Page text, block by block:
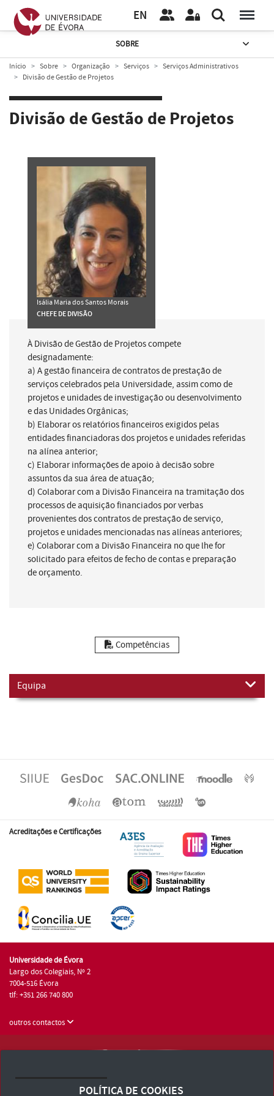
EN
SOBRE
Início Sobre Organização Serviços
Serviços Administrativos
Divisão de Gestão de Projetos
Divisão de Gestão de Projetos
Isália Maria dos Santos Morais
CHEFE DE DIVISÃO
À Divisão de Gestão de Projetos compete
designadamente:
a) A gestão financeira de contratos de prestação de
serviços celebrados pela Universidade, assim como de
projetos e unidades de investigação ou desenvolvimento
e das Unidades Orgânicas;
b) Elaborar os relatórios financeiros exigidos pelas
entidades financiadoras dos projetos e unidades referidas
na alínea anterior;
c) Elaborar informações de apoio à decisão sobre
assuntos da sua área de atuação;
d) Colaborar com a Divisão Financeira na tramitação dos
processos de aquisição financiados por verbas
provenientes dos contratos de prestação de serviço,
projetos e unidades mencionadas nas alíneas anteriores;
e) Colaborar com a Divisão Financeira no que lhe for
solicitado para efeitos de fecho de contas e preparação
de orçamento.
Competências
Equipa
Acreditações e Certificações
Universidade de Évora
Largo dos Colegiais, Nº 2
7004-516 Évora
tlf: +351 266 740 800
outros contactos
Consulte os Termos e Condições e Política de Privacidade
POLÍTICA DE COOKIES